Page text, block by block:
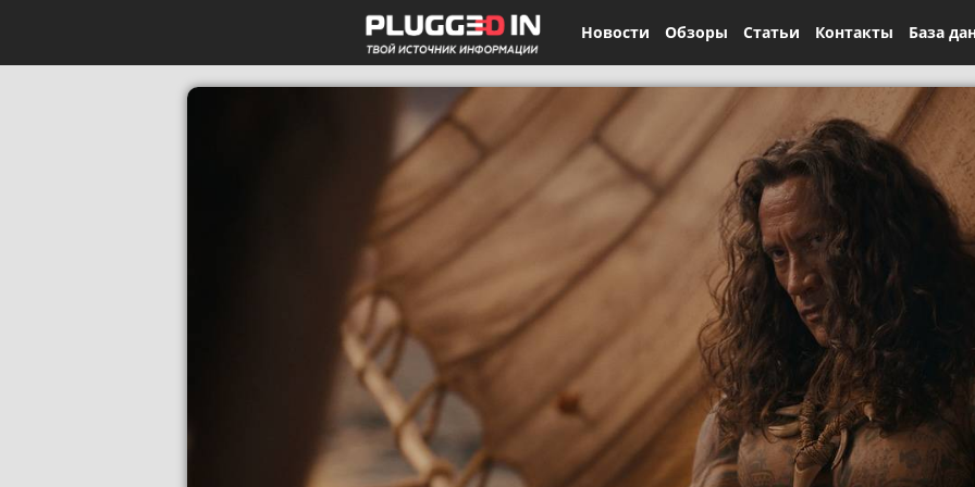
Новости Обзоры Статьи Контакты База